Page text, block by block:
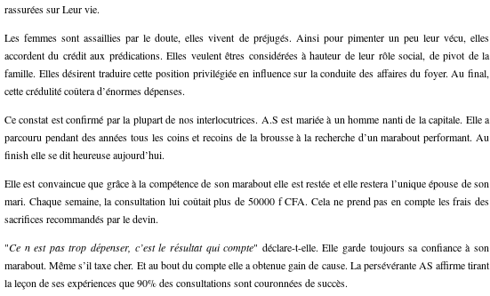
rassurées sur Leur vie.
Les femmes sont assaillies par le doute, elles vivent de préjugés. Ainsi pour pimenter un peu leur vécu, elles
accordent du crédit aux prédications. Elles veulent êtres considérées à hauteur de leur rôle social, de pivot de la
famille. Elles désirent traduire cette position privilégiée en influence sur la conduite des affaires du foyer. Au final,
cette crédulité coûtera d’énormes dépenses.
Ce constat est confirmé par la plupart de nos interlocutrices. A.S est mariée à un homme nanti de la capitale. Elle a
parcouru pendant des années tous les coins et recoins de la brousse à la recherche d’un marabout performant. Au
finish elle se dit heureuse aujourd’hui.
Elle est convaincue que grâce à la compétence de son marabout elle est restée et elle restera l’unique épouse de son
mari. Chaque semaine, la consultation lui coûtait plus de 50000 f CFA. Cela ne prend pas en compte les frais des
sacrifices recommandés par le devin.
"Ce n est pas trop dépenser, c’est le résultat qui compte" déclare-t-elle. Elle garde toujours sa confiance à son
marabout. Même s’il taxe cher. Et au bout du compte elle a obtenue gain de cause. La persévérante AS affirme tirant
la leçon de ses expériences que 90% des consultations sont couronnées de succès.